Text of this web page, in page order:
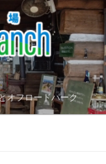
オフロードパーク